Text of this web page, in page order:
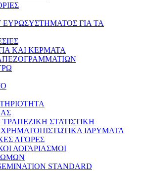
ΕΥΡΩΣΥΣΤΗΜΑΤΟΣ ΓΙΑ ΤΑ
ΚΑΙ ΚΕΡΜΑΤΑ
ΣΤΑΤΙΣΤΙΚΗ
ΙΔΡΥΜΑΤΑ
ΑΓΟΡΕΣ
ΛΟΓΑΡΙΑΣΜΟΙ
STANDARD